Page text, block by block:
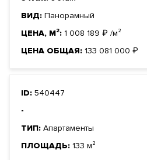
ВИД: Панорамный
ЦЕНА, М²: 1 008 189 ₽ /м²
ЦЕНА ОБЩАЯ: 133 081 000 ₽
ID: 540447
-
ТИП: Апартаменты
ПЛОЩАДЬ: 133 м²